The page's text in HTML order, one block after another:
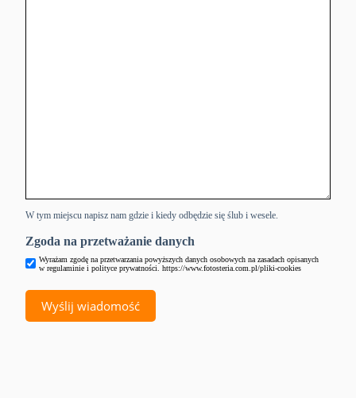
W tym miejscu napisz nam gdzie i kiedy odbędzie się ślub i wesele.
Zgoda na przetważanie danych
Wyrażam zgodę na przetwarzania powyższych danych osobowych na zasadach opisanych
w regulaminie i polityce prywatności. https://www.fotosteria.com.pl/pliki-cookies